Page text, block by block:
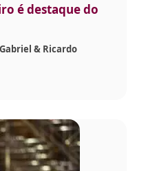
é destaque do
& Ricardo